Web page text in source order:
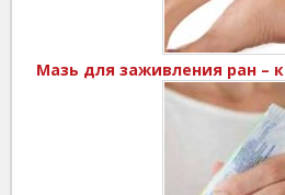
Мазь для заживления ран –